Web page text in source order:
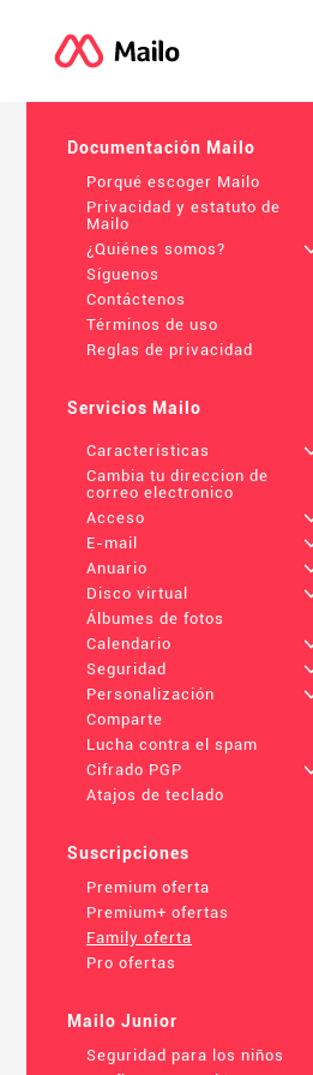
Documentación Mailo
Porqué escoger Mailo
Privacidad y estatuto de
Mailo
¿Quiénes somos?
+
Síguenos
Contáctenos
Términos de uso
Reglas de privacidad
Servicios Mailo
Características
+
Cambia tu direccion de
correo electronico
Acceso
+
E-mail
+
Anuario
+
Disco virtual
+
Álbumes de fotos
Calendario
+
Seguridad
+
Personalización
+
Comparte
Lucha contra el spam
Cifrado PGP
+
Atajos de teclado
Suscripciones
Premium oferta
Premium+ ofertas
Family oferta
Pro ofertas
Mailo Junior
Seguridad para los niños